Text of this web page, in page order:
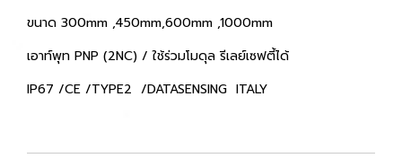
ขนาด 300mm ,450mm,600mm ,1000mm
เอาท์พุท PNP (2NC) / ใช้ร่วมโมดุล รีเลย์เซฟตี้ได้
IP67 /CE /TYPE2 /DATASENSING ITALY